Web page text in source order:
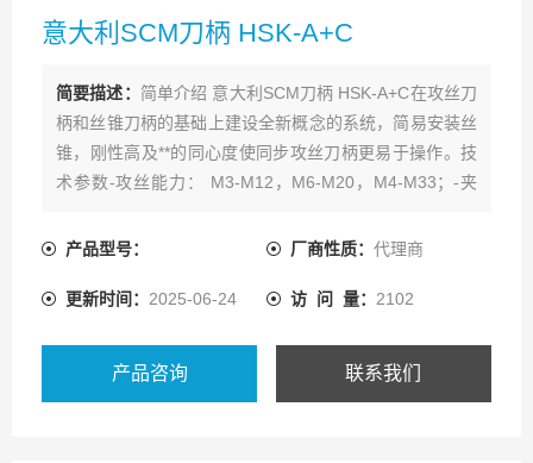
意大利SCM刀柄 HSK-A+C
简要描述： 简单介绍 意大利SCM刀柄 HSK-A+C在攻丝刀
柄和丝锥刀柄的基础上建设全新概念的系统，简易安装丝
锥，刚性高及**的同心度使同步攻丝刀柄更易于操作。技
术参数-攻丝能力： M3-M12，M6-M20，M4-M33；-夹
寿命；-快换丝锥及筒夹；
产品型号： 厂商性质： 代理商
更新时间： 2025-06-24 访 问 量： 2102
产品咨询 联系我们